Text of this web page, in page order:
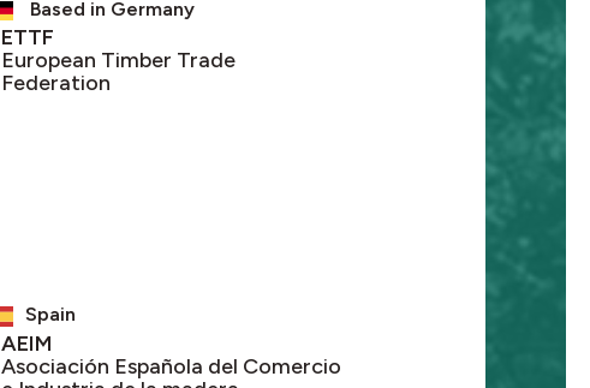
Based in Germany
ETTF
European Timber Trade
Federation
Spain
AEIM
Asociación Española del Comercio